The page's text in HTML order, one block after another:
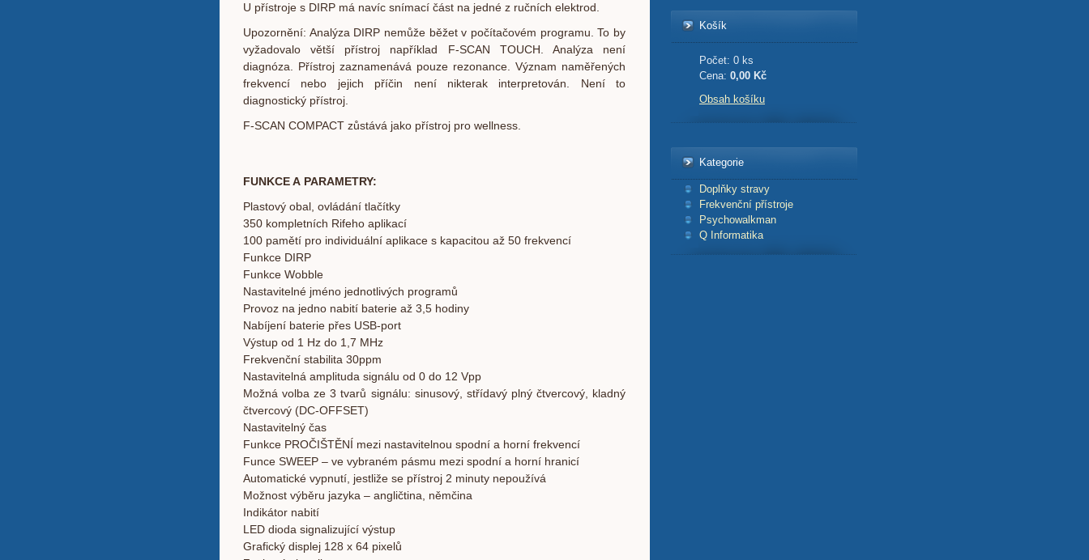
U přístroje s DIRP má navíc snímací část na jedné z ručních elektrod.
Upozornění: Analýza DIRP nemůže běžet v počítačovém programu. To by
vyžadovalo větší přístroj například F-SCAN TOUCH. Analýza není
diagnóza. Přístroj zaznamenává pouze rezonance. Význam naměřených
frekvencí nebo jejich příčin není nikterak interpretován. Není to
diagnostický přístroj.
F-SCAN COMPACT zůstává jako přístroj pro wellness.
FUNKCE A PARAMETRY:
Plastový obal, ovládání tlačítky
350 kompletních Rifeho aplikací
100 pamětí pro individuální aplikace s kapacitou až 50 frekvencí
Funkce DIRP
Funkce Wobble
Nastavitelné jméno jednotlivých programů
Provoz na jedno nabití baterie až 3,5 hodiny
Nabíjení baterie přes USB-port
Výstup od 1 Hz do 1,7 MHz
Frekvenční stabilita 30ppm
Nastavitelná amplituda signálu od 0 do 12 Vpp
Možná volba ze 3 tvarů signálu: sinusový, střídavý plný čtvercový, kladný
čtvercový (DC-OFFSET)
Nastavitelný čas
Funkce PROČIŠTĚNÍ mezi nastavitelnou spodní a horní frekvencí
Funce SWEEP – ve vybraném pásmu mezi spodní a horní hranicí
Automatické vypnutí, jestliže se přístroj 2 minuty nepoužívá
Možnost výběru jazyka – angličtina, němčina
Indikátor nabití
LED dioda signalizující výstup
Grafický displej 128 x 64 pixelů
Košík
Počet: 0 ks
Cena: 0,00 Kč
Obsah košíku
Kategorie
Doplňky stravy
Frekvenční přístroje
Psychowalkman
Q Informatika